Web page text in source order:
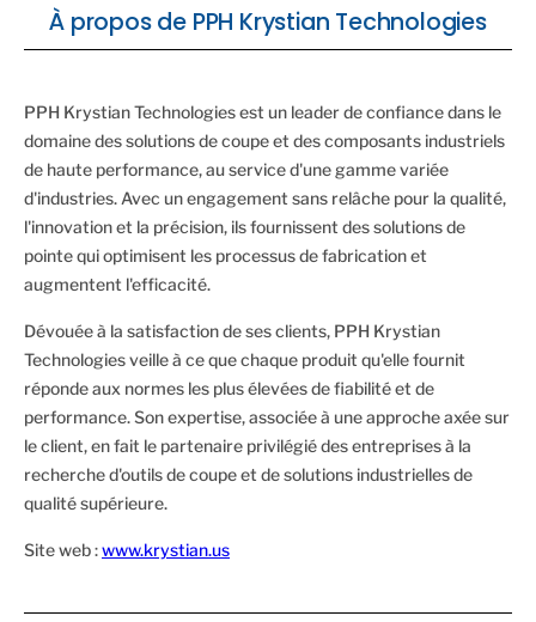
À propos de PPH Krystian Technologies
PPH Krystian Technologies est un leader de confiance dans le
domaine des solutions de coupe et des composants industriels
de haute performance, au service d'une gamme variée
d'industries. Avec un engagement sans relâche pour la qualité,
l'innovation et la précision, ils fournissent des solutions de
pointe qui optimisent les processus de fabrication et
augmentent l'efficacité.
Dévouée à la satisfaction de ses clients, PPH Krystian
Technologies veille à ce que chaque produit qu'elle fournit
réponde aux normes les plus élevées de fiabilité et de
performance. Son expertise, associée à une approche axée sur
le client, en fait le partenaire privilégié des entreprises à la
recherche d'outils de coupe et de solutions industrielles de
qualité supérieure.
Site web :www.krystian.us